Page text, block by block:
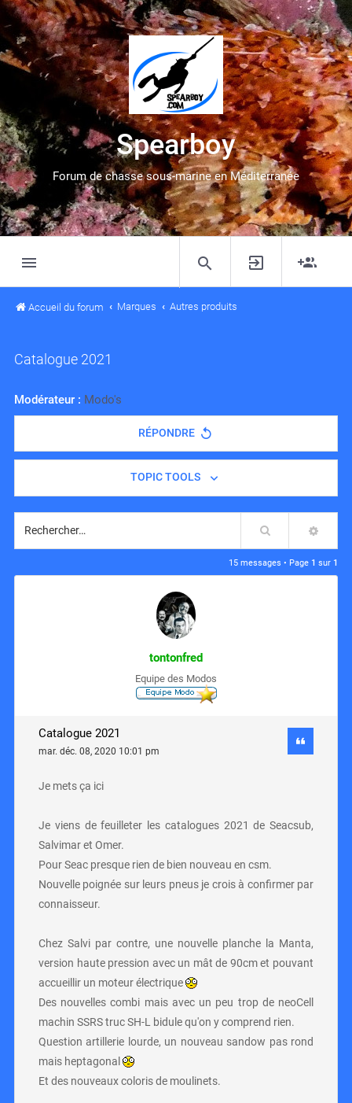
Spearboy
Forum de chasse sous-marine en Méditerranée
Accueil du forum Marques Autres produits
Catalogue 2021
Modérateur : Modo's
RÉPONDRE
TOPIC TOOLS
Rechercher
15 messages • Page 1 sur 1
tontonfred
Equipe des Modos
Catalogue 2021
mar. déc. 08, 2020 10:01 pm
Je mets ça ici
Je viens de feuilleter les catalogues 2021 de Seacsub,
Salvimar et Omer.
Pour Seac presque rien de bien nouveau en csm.
Nouvelle poignée sur leurs pneus je crois à confirmer par
connaisseur.
Chez Salvi par contre, une nouvelle planche la Manta,
version haute pression avec un mât de 90cm et pouvant
accueillir un moteur électrique
Des nouvelles combi mais avec un peu trop de neoCell
machin SSRS truc SH-L bidule qu'on y comprend rien.
Question artillerie lourde, un nouveau sandow pas rond
mais heptagonal
Et des nouveaux coloris de moulinets.